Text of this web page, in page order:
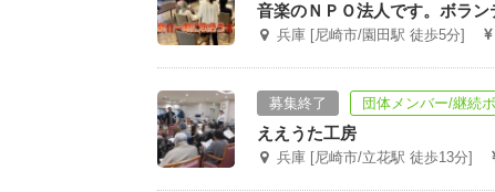
音楽のＮＰＯ法人です。ボラン
兵庫 [尼崎市/園田駅 徒歩5分]
募集終了 団体メンバー/継続
ええうた工房
兵庫 [尼崎市/立花駅 徒歩13分]